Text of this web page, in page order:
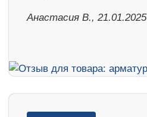
Анастасия В., 21.01.2025